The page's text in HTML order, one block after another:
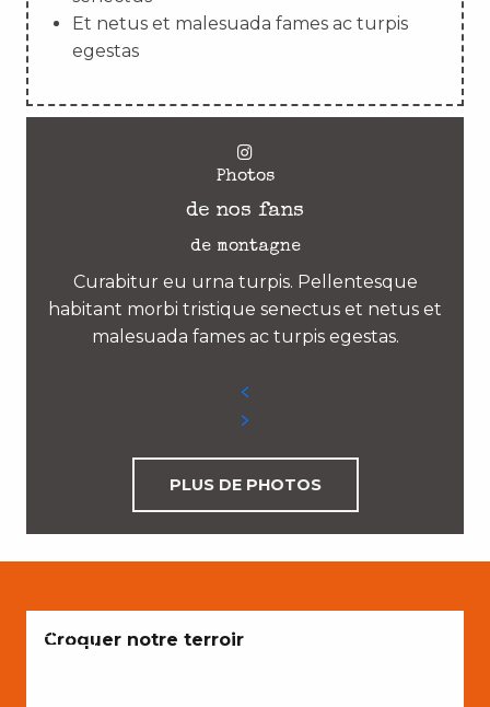
Et netus et malesuada fames ac turpis
egestas
Photos
de nos fans
de montagne
Curabitur eu urna turpis. Pellentesque
habitant morbi tristique senectus et netus et
malesuada fames ac turpis egestas.
PLUS DE PHOTOS
ENVIES
Croquer notre terroir